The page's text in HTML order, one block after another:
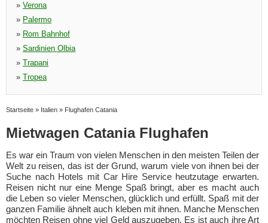
» Verona
» Palermo
» Rom Bahnhof
» Sardinien Olbia
» Trapani
» Tropea
Startseite » Italien » Flughafen Catania
Mietwagen Catania Flughafen
Es war ein Traum von vielen Menschen in den meisten Teilen der
Welt zu reisen, das ist der Grund, warum viele von ihnen bei der
Suche nach Hotels mit Car Hire Service heutzutage erwarten.
Reisen nicht nur eine Menge Spaß bringt, aber es macht auch
die Leben so vieler Menschen, glücklich und erfüllt. Spaß mit der
ganzen Familie ähnelt auch kleben mit ihnen. Manche Menschen
möchten Reisen ohne viel Geld auszugeben. Es ist auch ihre Art